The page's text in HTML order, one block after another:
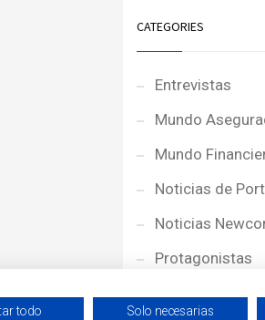
CATEGORIES
Entrevistas
Mundo
Mundo
Noticias de
Noticias
Protagonistas
Reportajes
todo Solo necesarias